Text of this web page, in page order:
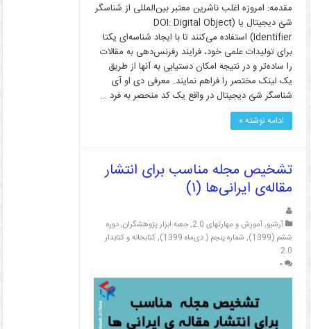
مقدمه: امروزه اغلب ناشرین معتبر بین‌المللی از شناسگر
شئ دیجیتال یا (DOI: Digital Object
Identifier) استفاده می‌کنند تا با ایجاد شناسه‌ای یکتا
برای تولیدات علمی خود، فرایند رفرنس‌دهی به مقالات
را ساده‌تر و در نتیجه امکان دستیابی به آنها از طریق
یک لینک مختصر را فراهم نمایند. معرفی دی او آی
شناسگر شئ دیجیتال در واقع یک کد منحصر به فرد …
ادامه نوشته »
تشخیص مجله مناسب برای انتشار
مقاله‌ی ایرانی‌ها (۱)
آرشیو,آموزش و مهارتهای 2.0 ,جعبه ابزار پژوهشگران,دوره
ششم (1399)
, شماره پنجم ( دی‌ماه 1399) ,کتابخانه و کتابدار
2.0
۰